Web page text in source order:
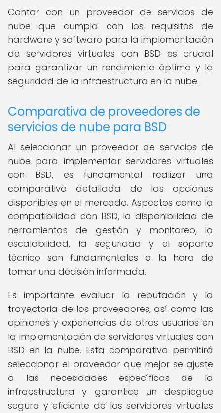
Contar con un proveedor de servicios de
nube que cumpla con los requisitos de
hardware y software para la implementación
de servidores virtuales con BSD es crucial
para garantizar un rendimiento óptimo y la
seguridad de la infraestructura en la nube.
Comparativa de proveedores de
servicios de nube para BSD
Al seleccionar un proveedor de servicios de
nube para implementar servidores virtuales
con BSD, es fundamental realizar una
comparativa detallada de las opciones
disponibles en el mercado. Aspectos como la
compatibilidad con BSD, la disponibilidad de
herramientas de gestión y monitoreo, la
escalabilidad, la seguridad y el soporte
técnico son fundamentales a la hora de
tomar una decisión informada.
Es importante evaluar la reputación y la
trayectoria de los proveedores, así como las
opiniones y experiencias de otros usuarios en
la implementación de servidores virtuales con
BSD en la nube. Esta comparativa permitirá
seleccionar el proveedor que mejor se ajuste
a las necesidades específicas de la
infraestructura y garantice un despliegue
seguro y eficiente de los servidores virtuales